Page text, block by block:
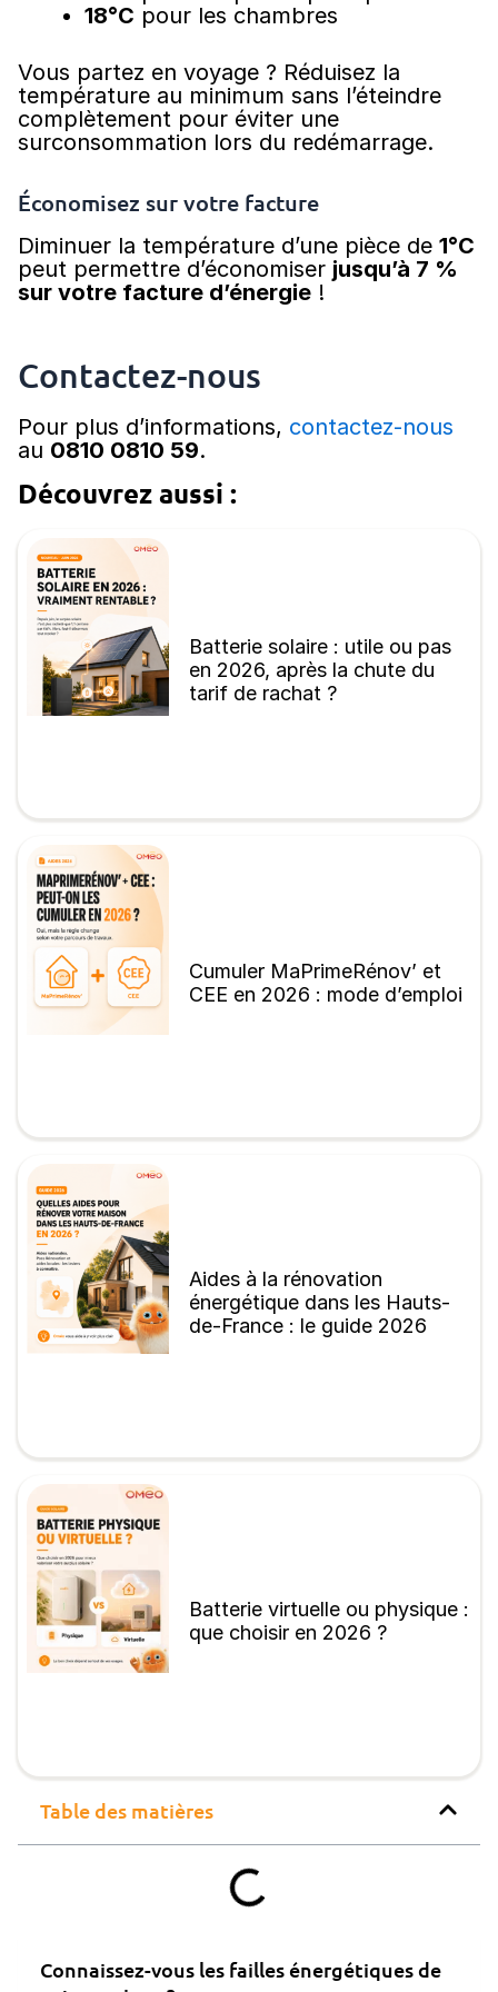
18°C pour les chambres
Vous partez en voyage ? Réduisez la
température au minimum sans l’éteindre
complètement pour éviter une
surconsommation lors du redémarrage.
Économisez sur votre facture
Diminuer la température d’une pièce de 1°C
peut permettre d’économiser jusqu’à 7 %
sur votre facture d’énergie !
Contactez-nous
Pour plus d’informations, contactez-nous
au 0810 0810 59.
Découvrez aussi :
Batterie solaire : utile ou pas
en 2026, après la chute du
tarif de rachat ?
Cumuler MaPrimeRénov’ et
CEE en 2026 : mode d’emploi
Aides à la rénovation
énergétique dans les Hauts-
de-France : le guide 2026
Batterie virtuelle ou physique :
que choisir en 2026 ?
Table des matières
Connaissez-vous les failles énergétiques de